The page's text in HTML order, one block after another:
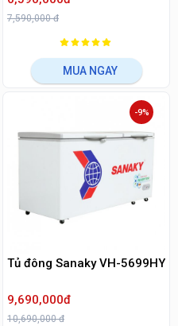
7,590,000 đ
MUA NGAY
Tủ đông Sanaky VH-5699HY
9,690,000đ
10,690,000 đ
-9%